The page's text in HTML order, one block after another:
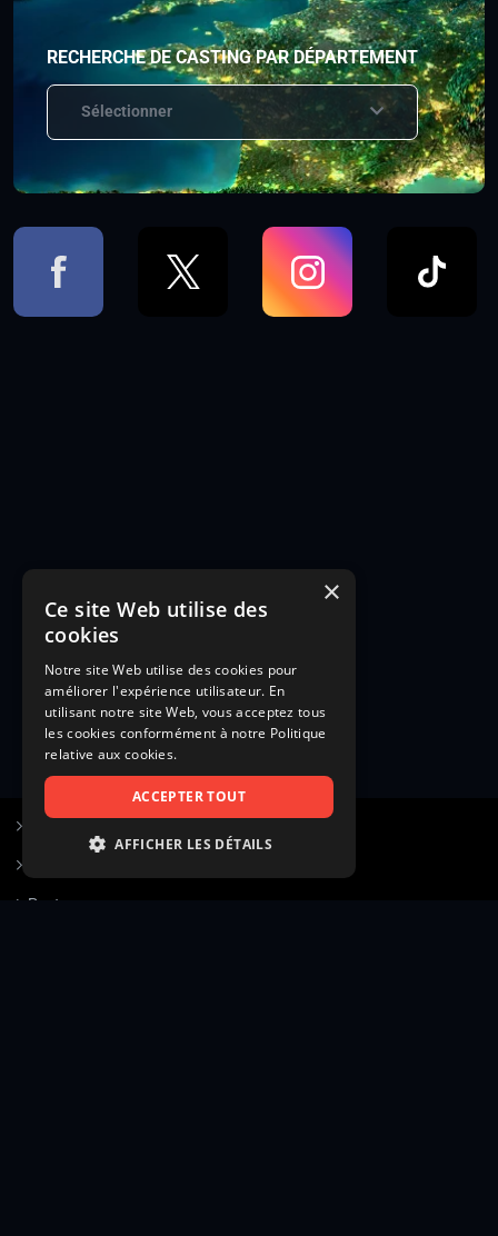
RECHERCHE DE CASTING PAR DÉPARTEMENT
Sélectionner
Poster une annonce
×
Ce site Web utilise des
cookies
Notre site Web utilise des cookies pour
améliorer l'expérience utilisateur. En
utilisant notre site Web, vous acceptez tous
les cookies conformément à notre Politique
relative aux cookies.
ACCEPTER TOUT
AFFICHER LES DÉTAILS